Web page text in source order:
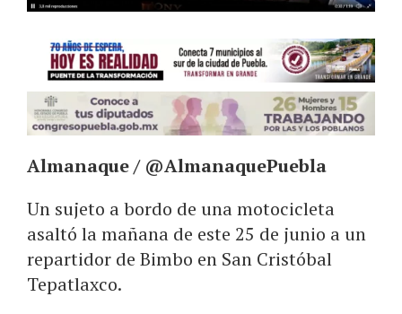
Almanaque / @AlmanaquePuebla
Un sujeto a bordo de una motocicleta
asaltó la mañana de este 25 de junio a un
repartidor de Bimbo en San Cristóbal
Tepatlaxco.